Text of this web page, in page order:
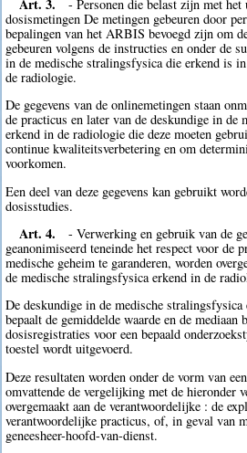
Art. 3.
- Personen die belast zijn met het
dosismetingen De metingen gebeuren door
bepalingen van het ARBIS bevoegd zijn om
gebeuren volgens de instructies en onder de
in de medische stralingsfysica die erkend is
de radiologie.
De gegevens van de onlinemetingen staan
de practicus en later van de deskundige in de
erkend in de radiologie die deze moeten
continue kwaliteitsverbetering en om
voorkomen.
Een deel van deze gegevens kan gebruikt
dosisstudies.
Art. 4.
- Verwerking en gebruik van de
geanonimiseerd teneinde het respect voor de
medische geheim te garanderen, worden
de medische stralingsfysica erkend in de
De deskundige in de medische
bepaalt de gemiddelde waarde en de mediaan
dosisregistraties voor een bepaald
toestel wordt uitgevoerd.
Deze resultaten worden onder de vorm van
omvattende de vergelijking met de hieronder
overgemaakt aan de verantwoordelijke : de
verantwoordelijke practicus, of, in geval van
geneesheer-hoofd-van-dienst.